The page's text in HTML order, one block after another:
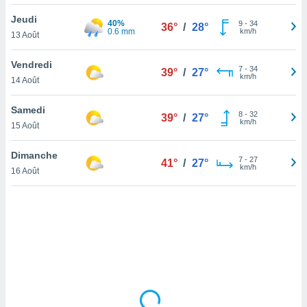
votre
à
en
le
Jeudi
13 Août
40%
0.6 mm
36° / 28° 9- 34
km/h
Vendredi
14 Août
39° / 27° 7- 34
km/h
Samedi
15 Août
39° / 27° 8- 32
km/h
Dimanche
16 Août
41° / 27° 7- 27
km/h